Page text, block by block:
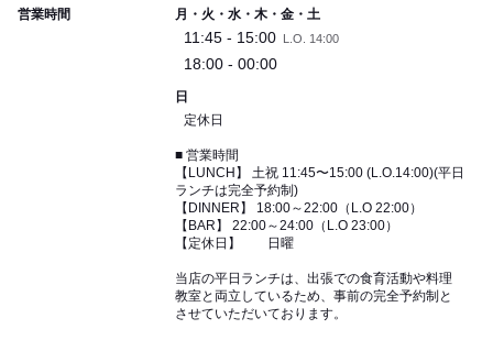
営業時間 月・火・水・木・金・土
11:45 - 15:00 L.O. 14:00
18:00 - 00:00
日
定休日
■ 営業時間
【LUNCH】 土祝 11:45〜15:00 (L.O.14:00)(平日
ランチは完全予約制)
【DINNER】 18:00～22:00（L.O 22:00）
【BAR】 22:00～24:00（L.O 23:00）
【定休日】 日曜
当店の平日ランチは、出張での食育活動や料理
教室と両立しているため、事前の完全予約制と
させていただいております。